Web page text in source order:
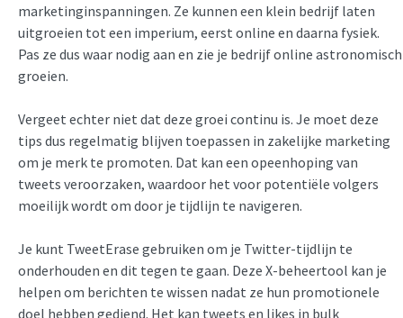
marketinginspanningen. Ze kunnen een klein bedrijf laten
uitgroeien tot een imperium, eerst online en daarna fysiek.
Pas ze dus waar nodig aan en zie je bedrijf online astronomisch
groeien.
Vergeet echter niet dat deze groei continu is. Je moet deze
tips dus regelmatig blijven toepassen in zakelijke marketing
om je merk te promoten. Dat kan een opeenhoping van
tweets veroorzaken, waardoor het voor potentiële volgers
moeilijk wordt om door je tijdlijn te navigeren.
Je kunt TweetErase gebruiken om je Twitter-tijdlijn te
onderhouden en dit tegen te gaan. Deze X-beheertool kan je
helpen om berichten te wissen nadat ze hun promotionele
doel hebben gediend. Het kan tweets en likes in bulk